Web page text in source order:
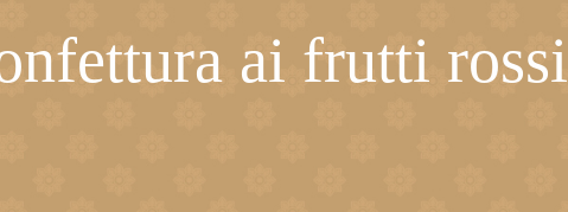
ai frutti rossi